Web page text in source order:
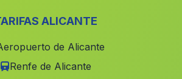
(Alicante)
(Alicante)
ALICANTE
de Alicante
Renfe de Alicante